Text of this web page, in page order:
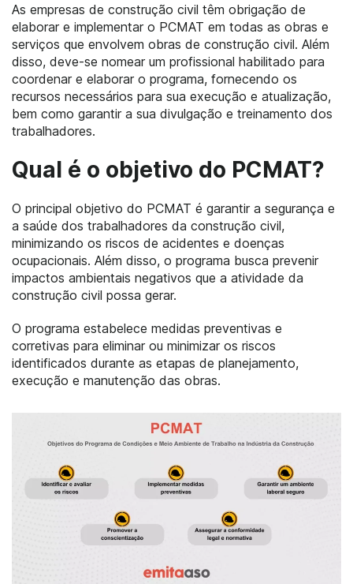
As empresas de construção civil têm obrigação de
elaborar e implementar o PCMAT em todas as obras e
serviços que envolvem obras de construção civil. Além
disso, deve-se nomear um profissional habilitado para
coordenar e elaborar o programa, fornecendo os
recursos necessários para sua execução e atualização,
bem como garantir a sua divulgação e treinamento dos
trabalhadores.
Qual é o objetivo do PCMAT?
O principal objetivo do PCMAT é garantir a segurança e
a saúde dos trabalhadores da construção civil,
minimizando os riscos de acidentes e doenças
ocupacionais. Além disso, o programa busca prevenir
impactos ambientais negativos que a atividade da
construção civil possa gerar.
O programa estabelece medidas preventivas e
corretivas para eliminar ou minimizar os riscos
identificados durante as etapas de planejamento,
execução e manutenção das obras.